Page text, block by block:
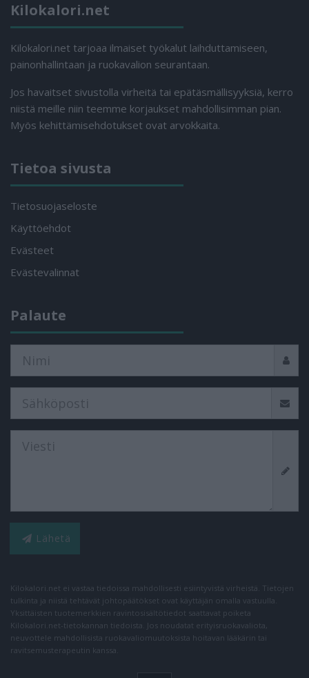
Kilokalori.net
Kilokalori.net tarjoaa ilmaiset työkalut laihduttamiseen,
painonhallintaan ja ruokavalion seurantaan.
Jos havaitset sivustolla virheitä tai epätäsmällisyyksiä, kerro
niistä meille niin teemme korjaukset mahdollisimman pian.
Myös kehittämisehdotukset ovat arvokkaita.
Tietoa sivusta
Tietosuojaseloste
Käyttöehdot
Evästeet
Evästevalinnat
Palaute
Lähetä
Kilokalori.net ei vastaa tiedoissa mahdollisesti esiintyvistä virheistä. Tietojen
tulkinta ja niistä tehtävät johtopäätökset ovat käyttäjän omalla vastuulla.
Yksittäisten tuotemerkkien ravintosisältötiedot saattavat poiketa
Kilokalori.net-tietokannan tiedoista. Jos noudatat erityisruokavaliota,
neuvottele mahdollisista ruokavaliomuutoksista hoitavan lääkärin tai
ravitsemusterapeutin kanssa.